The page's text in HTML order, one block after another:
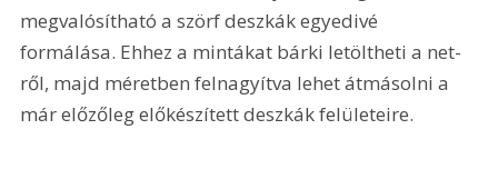
megvalósítható a szörf deszkák egyedivé
formálása. Ehhez a mintákat bárki letöltheti a net-
ről, majd méretben felnagyítva lehet átmásolni a
már előzőleg előkészített deszkák felületeire.